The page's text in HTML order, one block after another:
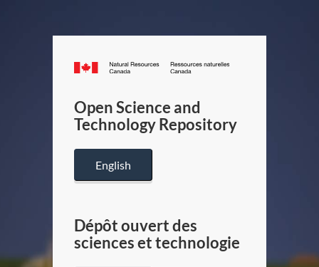
Canada.ca
/
Canada
Open Science and
Technology Repository
English
Dépôt ouvert des
sciences et technologie